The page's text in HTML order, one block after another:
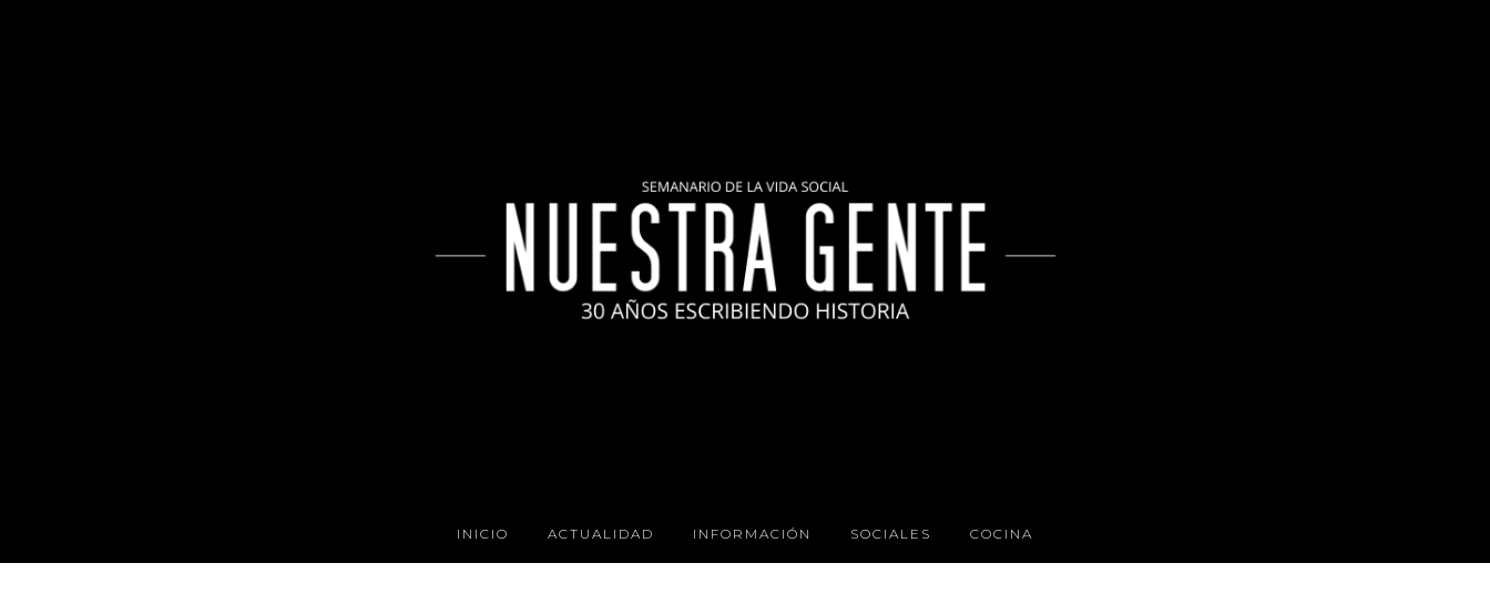
INICIO ACTUALIDAD INFORMACIÓN SOCIALES COCINA